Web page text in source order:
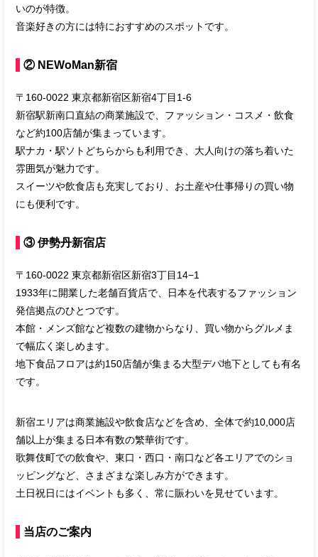
いのが特徴。
音楽好きの方には特におすすめのスポットです。
② NEWoMan新宿
〒160-0022 東京都新宿区新宿4丁目1-6
新宿駅新南口直結の商業施設で、ファッション・コスメ・飲食
など約100店舗が集まっています。
駅ナカ・駅ソトどちらからも利用でき、大人向けの落ち着いた
雰囲気が魅力です。
スイーツや飲食店も充実しており、お土産や仕事帰りの買い物
にも便利です。
③ 伊勢丹新宿店
〒160-0022 東京都新宿区新宿3丁目14−1
1933年に開業した老舗百貨店で、日本を代表するファッション
発信拠点のひとつです。
本館・メンズ館など複数の建物からなり、買い物からグルメま
で幅広く楽しめます。
地下食品フロアは約150店舗が集まる大型デパ地下としても有名
です。
新宿エリアは商業施設や飲食店などを含め、全体で約10,000店
舗以上が集まる日本有数の繁華街です。
歌舞伎町での飲食や、東口・西口・南口など各エリアでのショ
ッピングなど、さまざまな楽しみ方ができます。
土日祝日にはイベントも多く、常に賑わいを見せています。
当店のご案内